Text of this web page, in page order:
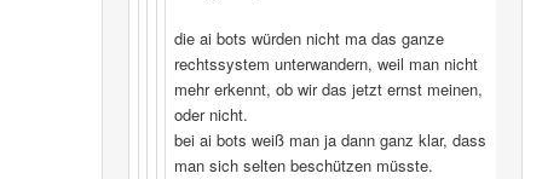
die ai bots würden nicht ma das ganze
rechtssystem unterwandern, weil man nicht
mehr erkennt, ob wir das jetzt ernst meinen,
oder nicht.
bei ai bots weiß man ja dann ganz klar, dass
man sich selten beschützen müsste.